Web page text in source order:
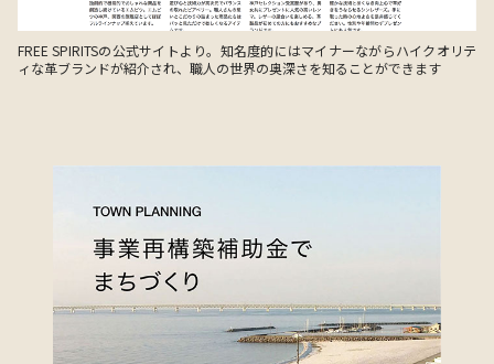
FREE SPIRITSの公式サイトより。知名度的にはマイナーながらハイクオリテ
ィな革ブランドが紹介され、職人の世界の奥深さを知ることができます